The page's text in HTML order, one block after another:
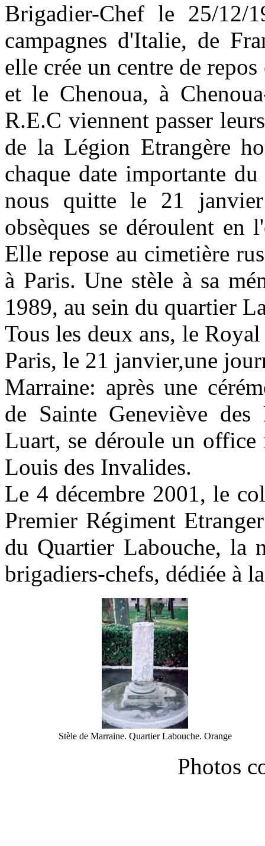
Brigadier-Chef le 25/12/
campagnes d'Italie, de
elle crée un centre de
et le Chenoua, à
R.E.C viennent passer
de la Légion Etrangère
chaque date importante
nous quitte le 21
obsèques se déroulent en
Elle repose au cimetière
à Paris. Une stèle à sa
1989, au sein du quartier
Tous les deux ans, le
Paris, le 21 janvier,une
Marraine: après une
de Sainte Geneviève
Luart, se déroule un
Louis des Invalides.
Le 4 décembre 2001, le
Premier Régiment
du Quartier Labouche, la
brigadiers-chefs, dédiée à
Stèle de Marraine. Quartier Labouche. Orange
Photos